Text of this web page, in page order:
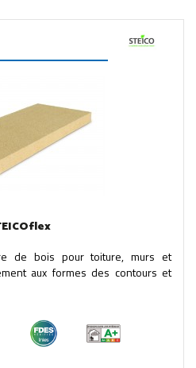
de bois pour toiture, murs et
aux formes des contours et